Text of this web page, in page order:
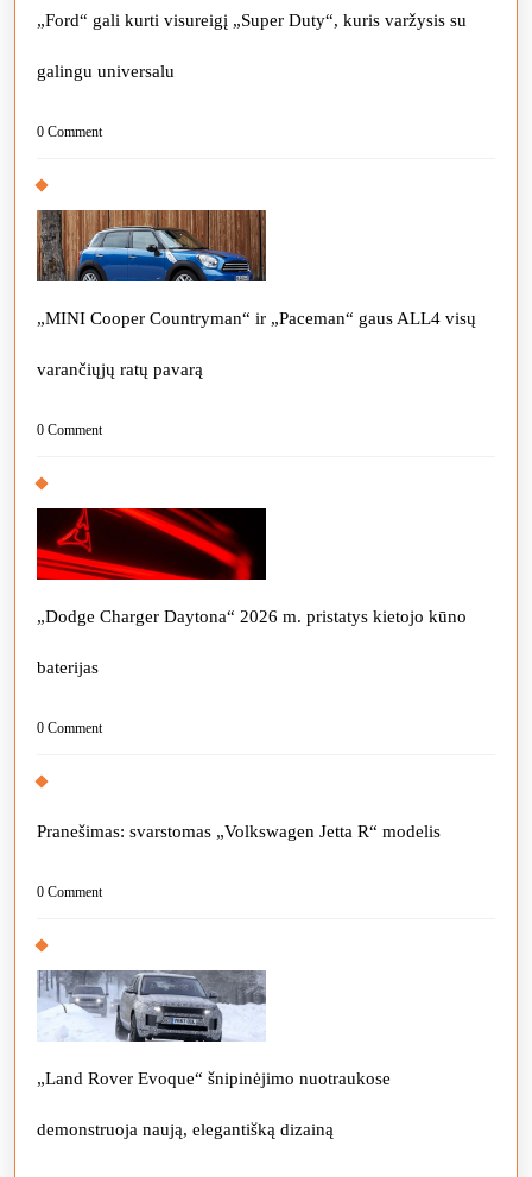
„Ford“ gali kurti visureigį „Super Duty“, kuris varžysis su
galingu universalu
0 Comment
„MINI Cooper Countryman“ ir „Paceman“ gaus ALL4 visų
varančiųjų ratų pavarą
0 Comment
„Dodge Charger Daytona“ 2026 m. pristatys kietojo kūno
baterijas
0 Comment
Pranešimas: svarstomas „Volkswagen Jetta R“ modelis
0 Comment
„Land Rover Evoque“ šnipinėjimo nuotraukose
demonstruoja naują, elegantišką dizainą